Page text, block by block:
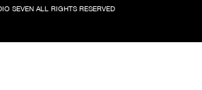
SEVEN ALL RIGHTS RESERVED